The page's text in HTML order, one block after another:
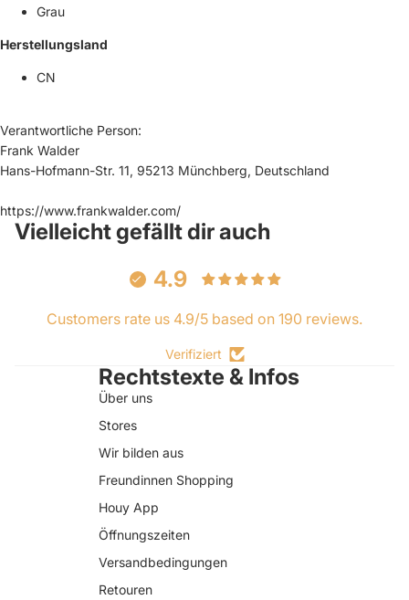
Grau
Herstellungsland
CN
Verantwortliche Person:
Frank Walder
Hans-Hofmann-Str. 11, 95213 Münchberg, Deutschland
https://www.frankwalder.com/
Vielleicht gefällt dir auch
4.9
Customers rate us 4.9/5 based on 190 reviews.
Verifiziert
Rechtstexte & Infos
Über uns
Stores
Wir bilden aus
Freundinnen Shopping
Houy App
Öffnungszeiten
Versandbedingungen
Retouren